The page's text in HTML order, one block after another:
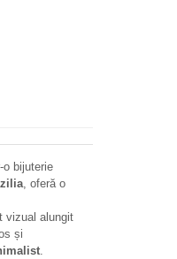
bijuterie
, oferă o
vizual alungit
și
.